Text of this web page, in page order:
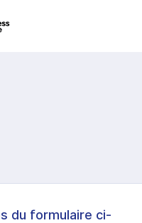
du formulaire ci-